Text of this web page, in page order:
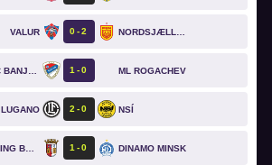
VALUR 0 2
1 0 ML ROGACHEV
LUGANO 2 0 NSÍ
SPORTING BRAGA 1 0 DINAMO MINSK